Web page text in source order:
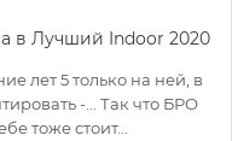
в Лучший Indoor 2020
лет 5 только на ней, в
-... Так что БРО
тоже стоит...